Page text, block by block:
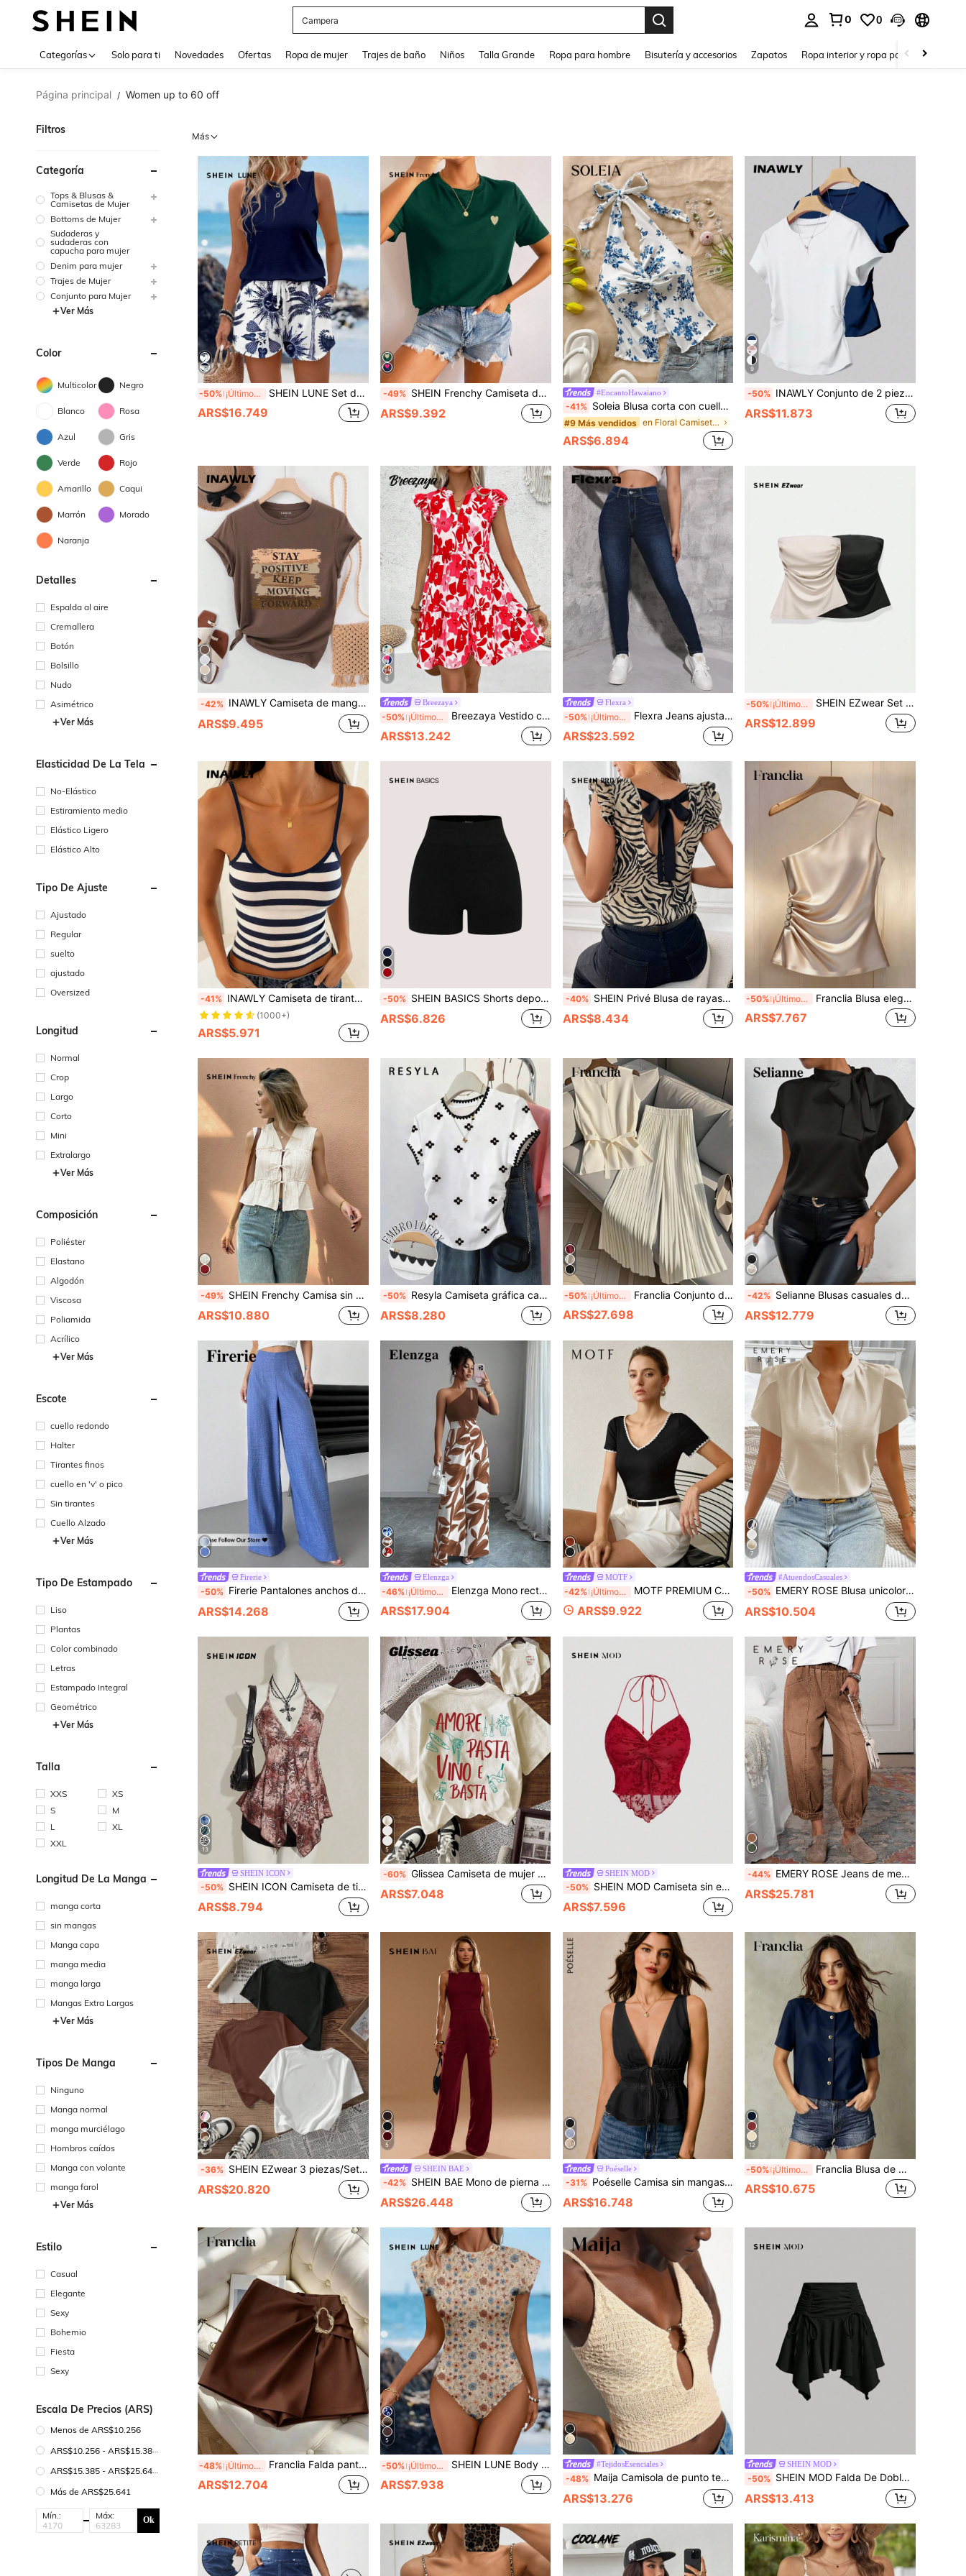
Campera
0 0
Categorías Solo para ti Novedades Ofertas Ropa de mujer Trajes de baño Niños Talla Grande Ropa para hombre Bisutería y accesorios Zapatos Ropa interior y ropa para dormir
Página principal / Women up to 60 off
Filtros
Categoría
Tops & Blusas &
Camisetas de Mujer
Bottoms de Mujer
Sudaderas y
sudaderas con
capucha para mujer
Denim para mujer
Trajes de Mujer
Conjunto para Mujer
Ver Más
Color
Multicolor Negro
Blanco Rosa
Azul Gris
Verde Rojo
Amarillo Caqui
Marrón Morado
Naranja
Detalles
Espalda al aire
Cremallera
Botón
Bolsillo
Nudo
Asimétrico
Ver Más
Elasticidad De La Tela
No-Elástico
Estiramiento medio
Elástico Ligero
Elástico Alto
Tipo De Ajuste
Ajustado
Regular
suelto
ajustado
Oversized
Longitud
Normal
Crop
Largo
Corto
Mini
Extralargo
Ver Más
Composición
Poliéster
Elastano
Algodón
Viscosa
Poliamida
Acrílico
Ver Más
Escote
cuello redondo
Halter
Tirantes finos
cuello en 'v' o pico
Sin tirantes
Cuello Alzado
Ver Más
Tipo De Estampado
Liso
Plantas
Color combinado
Letras
Estampado Integral
Geométrico
Ver Más
Talla
XXS
XS
S
M
L
XL
XXL
Longitud De La Manga
manga corta
sin mangas
Manga capa
manga media
manga larga
Mangas Extra Largas
Ver Más
Tipos De Manga
Ninguno
Manga normal
manga murciélago
Hombros caídos
Manga con volante
manga farol
Ver Más
Estilo
Casual
Elegante
Sexy
Bohemio
Fiesta
Sexy
Escala De Precios (ARS)
Menos de ARS$10.256
ARS$10.256 - ARS$15.385
ARS$15.385 - ARS$25.641
Más de ARS$25.641
Mín.: Máx: Ok
Más
-50% ¡Últimos 2 días SHEIN LUNE Set de 2 piezas de chaleco y pantalones cortos de mujer de cuello redondo casual, adecuado para el verano
ARS$16.749
-49% SHEIN Frenchy Camiseta de manga corta de cuello redondo con bordado de corazón casual de verano
ARS$9.392
#EncantoHawaiano
-41% Soleia Blusa corta con cuello de halter y lazo, estilo corto que estiliza la figura, adecuada para verano, vacaciones de primavera, Día de San Patricio, Pascua, conciertos, elegante, casual de negocios, western, linda, bohemia, campestre, modesta, ropa de calle, tropical, gyaru, floral, espalda descubierta
#9 Más vendidos en Floral Camisetas sin mangas y camisetas sin man
ARS$6.894
9
-50% INAWLY Conjunto de 2 piezas de camiseta ajustada con cintura fruncida, moda para mujer
ARS$11.873
6
-42% INAWLY Camiseta de manga corta con estampado de letras y pinceladas, blusas gráficas de verano para mujer
ARS$9.495
6
Breezaya
-50% ¡Últimos 2 días Breezaya Vestido corto casual de mujer con escote en V y estampado integral
ARS$13.242
Flexra
-50% ¡Últimos 2 días Flexra Jeans ajustados con lavado oscuro
ARS$23.592
-50% ¡Últimos 2 días SHEIN EZwear Set de 2 tops ajustados de punto para mujer
ARS$12.899
-41% INAWLY Camiseta de tirantes ajustada con rayas para mujer
(1000+)
ARS$5.971
-50% SHEIN BASICS Shorts deportivos casuales de punto sin costuras de unicolor, shorts cómodos de verano para mujeres
ARS$6.826
-40% SHEIN Privé Blusa de rayas de cebra con cordón trasero ribete con fruncido
ARS$8.434
-50% ¡Últimos 2 días Franclia Blusa elegante de mujer con cuello oblicuo, adorno de botones y ribete plisado
ARS$7.767
-49% SHEIN Frenchy Camisa sin mangas con pliegues frontales y cordones de unicolor para mujer
ARS$10.880
-50% Resyla Camiseta gráfica casual de mujer con lazo y bordado de dientes de perro, estilo dulce y chic de calle al aire libre, camiseta de manga corta de verano con estampado de trébol de cuatro hojas, ajuste ceñido
ARS$8.280
-50% ¡Últimos 2 días Franclia Conjunto de top de tirantes casual con cuello en V y pantalones rectos con cintura elástica y cordón plisado para mujer
ARS$27.698
-42% Selianne Blusas casuales de color liso con lazo delantero y mangas cortas para mujer
ARS$12.779
Firerie
-50% Firerie Pantalones anchos de cintura alta y pierna ancha para mujer, color azul, adecuados para la playa, el aeropuerto, de estilo modesto
ARS$14.268
Elenzga
-46% ¡Últimos 2 días Elenzga Mono recto con hombros oblicuos y estampado de retazos para mujer
ARS$17.904
MOTF
-42% ¡Últimos 2 días MOTF PREMIUM CAMISETA DE MANGA CORTA PARA MUJER CON CUELLO EN V, CASUAL PARA VIAJES, CON RIBETE DE COLOR CONTRASTANTE
ARS$9.922
7
#AtuendosCasuales
-50% EMERY ROSE Blusa unicolor de cuello de muesca manga tulipán
ARS$10.504
13
SHEIN ICON
-50% SHEIN ICON Camiseta de tirantes finos con estampado retro y espalda descubierta
ARS$8.794
5
-60% Glissea Camiseta de mujer de manga corta, cuello redondo, corte holgado y casual, versátil para el verano
ARS$7.048
SHEIN MOD
-50% SHEIN MOD Camiseta sin espalda elegante con cuello anudado y plisado para mujer, color rojo
ARS$7.596
-44% EMERY ROSE Jeans de mezclilla lavados, de cintura elástica y sueltos, de estilo casual para mujer, para otoño
ARS$25.781
6
-36% SHEIN EZwear 3 piezas/Set Camisetas cortas de cuello redondo de manga corta con texto en inglés MLANO impreso de estilo minimalista casual para mujer, verano
ARS$20.820
5
SHEIN BAE
-42% SHEIN BAE Mono de pierna ancha negro sólido y sin mangas, adecuado para uso diario, citas, salidas, fiestas, reuniones, una prenda versátil para mujer, mono de pierna ancha asimétrico, adecuado para el Día de San Valentín, uso diario, mono elegante
ARS$26.448
Poéselle
-31% Poéselle Camisa sin mangas informal de verano para mujer con nudo delantero en un solo color
ARS$16.748
12
-50% ¡Últimos 2 días Franclia Blusa de mujer de cuello redondo, manga corta y abotonada de alta gama y moda
ARS$10.675
-48% ¡Últimos 2 días Franclia Falda pantalón asimétrica de cintura alta con nudo y hebilla de metal para mujer, en todos los tonos de marrón, elegante, casual de oficina, para verano y vuelta al cole, con protección anti-exposición
ARS$12.704
5
-50% ¡Últimos 2 días SHEIN LUNE Body casual de mujer con estampado retro, adecuado para primavera/verano, casual
ARS$7.938
#TejidosEsenciales
-48% Maija Camisola de punto texturizado con cuello en V y aro frontal color albaricoque para mujer, top corto sexy de hombros descubiertos estilo minimalista y lindo, casual para vacaciones de verano, club, fiesta, aeropuerto, western y carnaval, prenda de otoño para mujer
ARS$13.276
SHEIN MOD
-50% SHEIN MOD Falda De Dobladillo Asimétrico De Color Sólido Con Detalle De Cordón
ARS$13.413